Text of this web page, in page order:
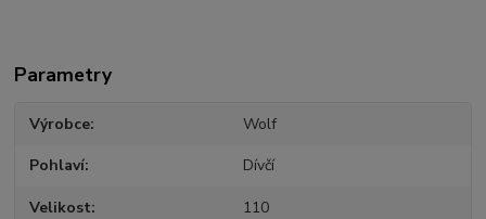
Parametry
Výrobce Wolf
Pohlaví Dívčí
Velikost 110